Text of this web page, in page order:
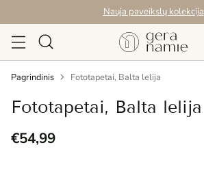
Nauja paveikslų kolekcija
Pagrindinis Fototapetai, Balta lelija
Fototapetai, Balta lelija
Reguliari
€54,99